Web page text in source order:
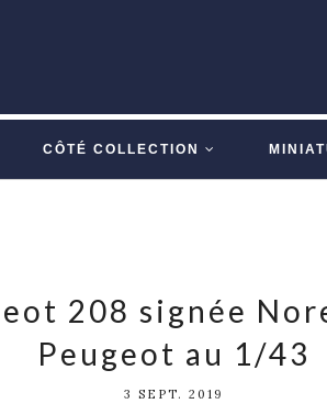
CÔTÉ COLLECTION
208 signée
Peugeot au 1/43
3 SEPT. 2019